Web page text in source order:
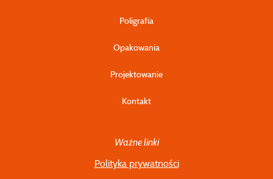
Poligrafia
Opakowania
Projektowanie
Kontakt
Ważne linki
Polityka prywatności